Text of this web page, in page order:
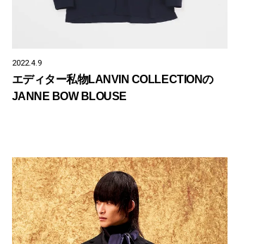
2022.4.9
エディター私物LANVIN COLLECTIONの
JANNE BOW BLOUSE